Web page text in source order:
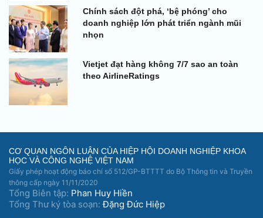
Chính sách đột phá, ‘bệ phóng’ cho
doanh nghiệp lớn phát triển ngành mũi
nhọn
Vietjet đạt hàng không 7/7 sao an toàn
theo AirlineRatings
CƠ QUAN NGÔN LUẬN CỦA HIỆP HỘI DOANH NGHIỆP KHOA
HỌC VÀ CÔNG NGHỆ VIỆT NAM
Giấy phép hoạt động báo chí số 512/GP-BTTTT do Bộ Thông tin và Truyền
thông cấp ngày 11/11/2020
Tổng Biên tập: Phan Huy Hiền
Tổng Thư ký tòa soạn:Đặng Đức Hiệp